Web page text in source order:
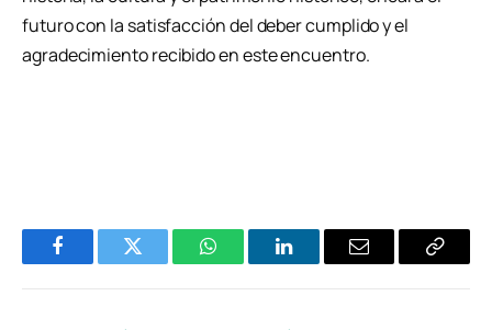
futuro con la satisfacción del deber cumplido y el
agradecimiento recibido en este encuentro.
FacebookTwitter WhatsAppLinkedInEmail
Copiar